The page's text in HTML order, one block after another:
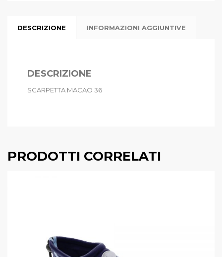
DESCRIZIONE INFORMAZIONI AGGIUNTIVE
DESCRIZIONE
SCARPETTA MACAO 36
PRODOTTI CORRELATI